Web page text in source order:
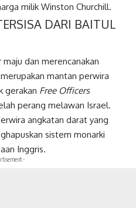
milik Winston Churchill.
DARI BAITUL
dan merencanakan
mantan perwira
gerakan Free Officers
perang melawan Israel.
angkatan darat yang
sistem monarki
Inggris.
-